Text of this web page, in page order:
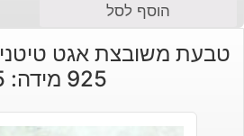
הוסף לסל
טבעת משובצת אגט
925 מידה: 9.5